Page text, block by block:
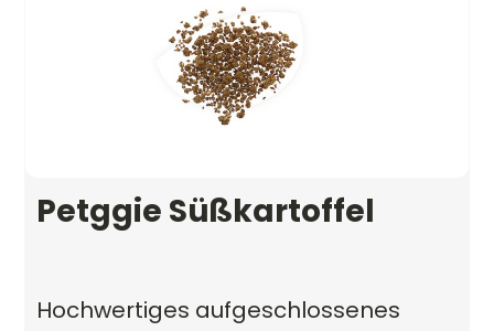
Petggie Süßkartoffel
Hochwertiges aufgeschlossenes